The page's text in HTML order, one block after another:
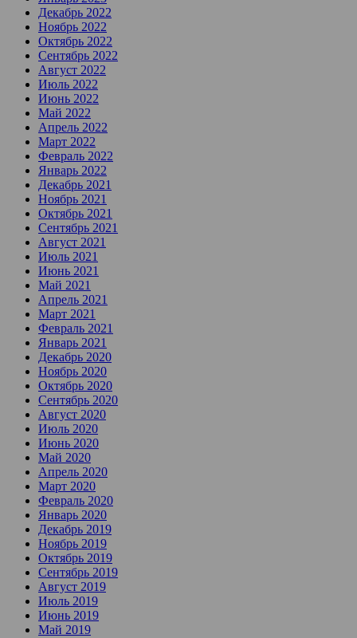
Декабрь 2022
Ноябрь 2022
Октябрь 2022
Сентябрь 2022
Август 2022
Июль 2022
Июнь 2022
Май 2022
Апрель 2022
Март 2022
Февраль 2022
Январь 2022
Декабрь 2021
Ноябрь 2021
Октябрь 2021
Сентябрь 2021
Август 2021
Июль 2021
Июнь 2021
Май 2021
Апрель 2021
Март 2021
Февраль 2021
Январь 2021
Декабрь 2020
Ноябрь 2020
Октябрь 2020
Сентябрь 2020
Август 2020
Июль 2020
Июнь 2020
Май 2020
Апрель 2020
Март 2020
Февраль 2020
Январь 2020
Декабрь 2019
Ноябрь 2019
Октябрь 2019
Сентябрь 2019
Август 2019
Июль 2019
Июнь 2019
Май 2019